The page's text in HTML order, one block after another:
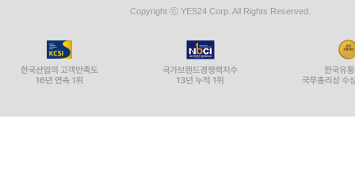
Copyright ⓒ YES24 Corp. All Rights Reserved.